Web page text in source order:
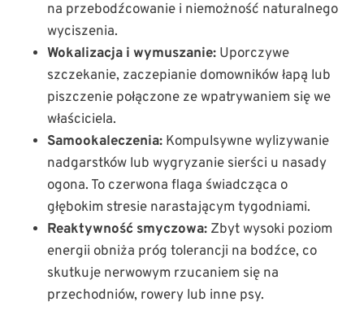
na przebodźcowanie i niemożność naturalnego
wyciszenia.
Wokalizacja i wymuszanie: Uporczywe
szczekanie, zaczepianie domowników łapą lub
piszczenie połączone ze wpatrywaniem się we
właściciela.
Samookaleczenia: Kompulsywne wylizywanie
nadgarstków lub wygryzanie sierści u nasady
ogona. To czerwona flaga świadcząca o
głębokim stresie narastającym tygodniami.
Reaktywność smyczowa: Zbyt wysoki poziom
energii obniża próg tolerancji na bodźce, co
skutkuje nerwowym rzucaniem się na
przechodniów, rowery lub inne psy.